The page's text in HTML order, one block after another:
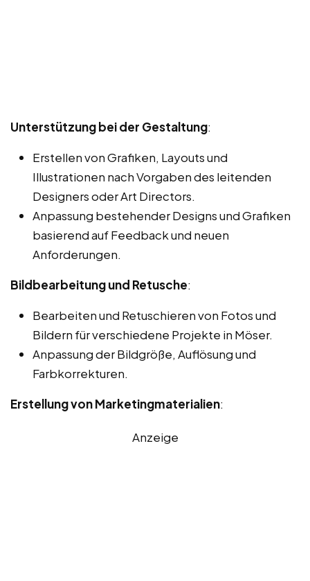
Unterstützung bei der Gestaltung:
Erstellen von Grafiken, Layouts und
Illustrationen nach Vorgaben des leitenden
Designers oder Art Directors.
Anpassung bestehender Designs und Grafiken
basierend auf Feedback und neuen
Anforderungen.
Bildbearbeitung und Retusche:
Bearbeiten und Retuschieren von Fotos und
Bildern für verschiedene Projekte in Möser.
Anpassung der Bildgröße, Auflösung und
Farbkorrekturen.
Erstellung von Marketingmaterialien:
Anzeige